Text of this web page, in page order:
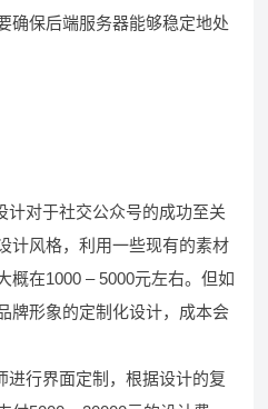
确保后端服务器能够稳定地处
计对于社交公众号的成功至关
计风格，利用一些现有的素材
概在1000 – 5000元左右。但如
牌形象的定制化设计，成本会
进行界面定制，根据设计的复